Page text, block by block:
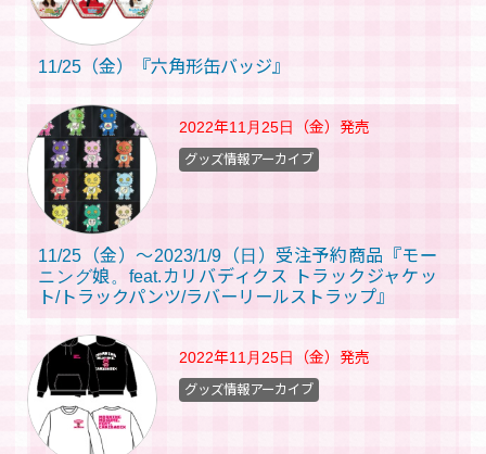
11/25（金）『六角形缶バッジ』
2022年11月25日（金） 発売
11/25（金）～2023/1/9（日）受注予約商品『モー
ニング娘。feat.カリバディクス トラックジャケッ
ト/トラックパンツ/ラバーリールストラップ』
グッズ情報アーカイブ
2022年11月25日（金） 発売
グッズ情報アーカイブ